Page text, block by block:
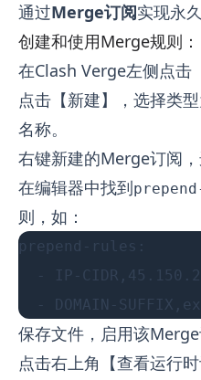
通过Merge订阅实现永
创建和使用Merge规则：
在Clash Verge左侧点击
点击【新建】，选择类
名称。
右键新建的Merge订阅，
在编辑器中找到
则，如：
prepend-rules:
- IP-
- DOMAIN-
保存文件，启用该Merge
点击右上角【查看运行